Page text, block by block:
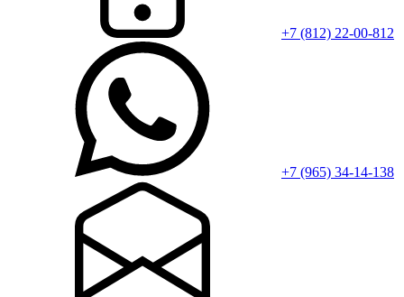
+7 (812) 22-00-812
+7 (965) 34-14-138